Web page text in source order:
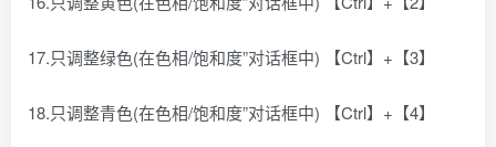
17.只调整绿色(在色相/饱和度”对话框中) 【Ctrl】+【3】
18.只调整青色(在色相/饱和度”对话框中) 【Ctrl】+【4】